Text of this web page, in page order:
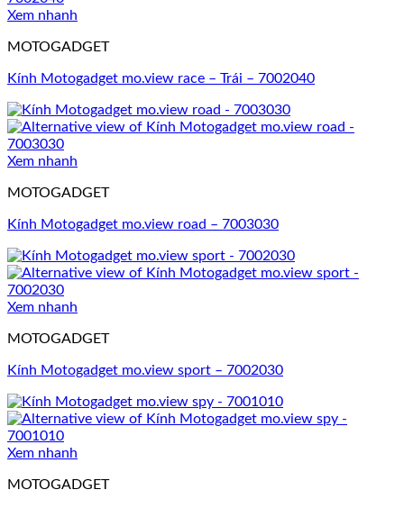
Xem nhanh
MOTOGADGET
Kính Motogadget mo.view race – Trái – 7002040
Xem nhanh
MOTOGADGET
Kính Motogadget mo.view road – 7003030
Xem nhanh
MOTOGADGET
Kính Motogadget mo.view sport – 7002030
Xem nhanh
MOTOGADGET